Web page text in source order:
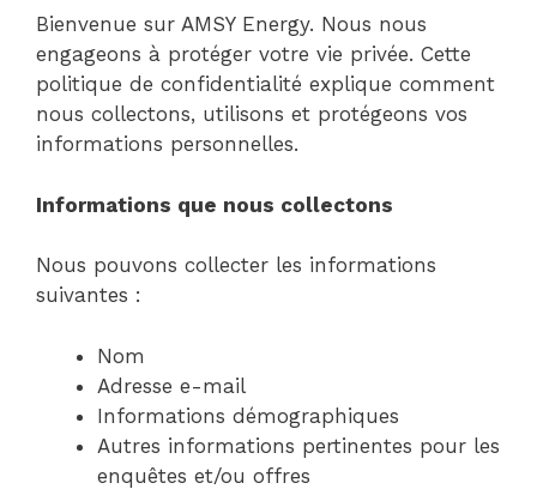
Bienvenue sur AMSY Energy. Nous nous
engageons à protéger votre vie privée. Cette
politique de confidentialité explique comment
nous collectons, utilisons et protégeons vos
informations personnelles.
Informations que nous collectons
Nous pouvons collecter les informations
suivantes :
Nom
Adresse e-mail
Informations démographiques
Autres informations pertinentes pour les
enquêtes et/ou offres